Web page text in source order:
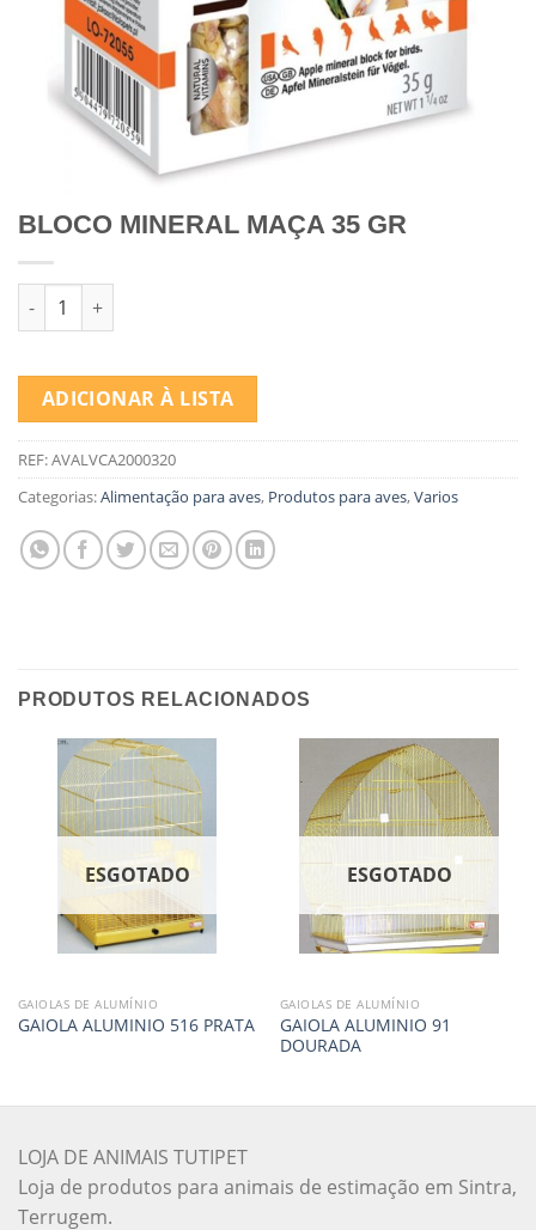
BLOCO MINERAL MAÇA 35 GR
Quantidade de BLOCO MINERAL MAÇA 35 GR
ADICIONAR À LISTA
REF:AVALVCA2000320
Categorias:Alimentação para aves, Produtos para aves,Varios
PRODUTOS RELACIONADOS
ESGOTADO
GAIOLAS DE ALUMÍNIO
GAIOLA ALUMINIO 516 PRATA
ESGOTADO
GAIOLAS DE ALUMÍNIO
GAIOLA ALUMINIO 91
DOURADA
LOJA DE ANIMAIS TUTIPET
Loja de produtos para animais de estimação em Sintra,
Terrugem.